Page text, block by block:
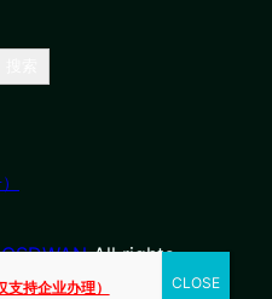
OSDWANAll rights
支持企业办理）